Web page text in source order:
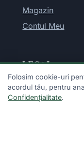
Magazin
Contul Meu
LEGAL
Termeni și
Politica de
Folosim cookie-uri
acordul tău, pentru
Confidențialitate.